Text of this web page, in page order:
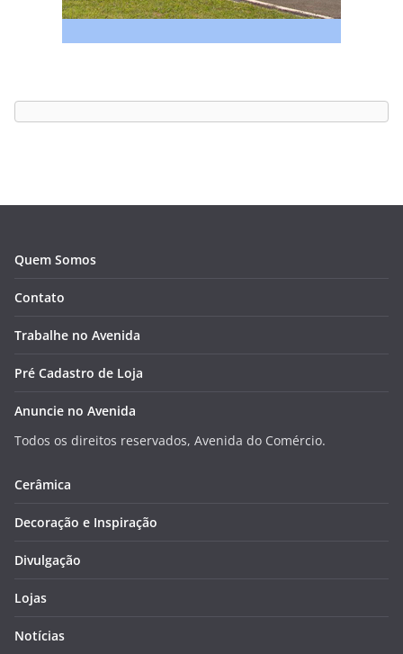
Quem Somos
Contato
Trabalhe no Avenida
Pré Cadastro de Loja
Anuncie no Avenida
Todos os direitos reservados, Avenida do Comércio.
Cerâmica
Decoração e Inspiração
Divulgação
Lojas
Notícias